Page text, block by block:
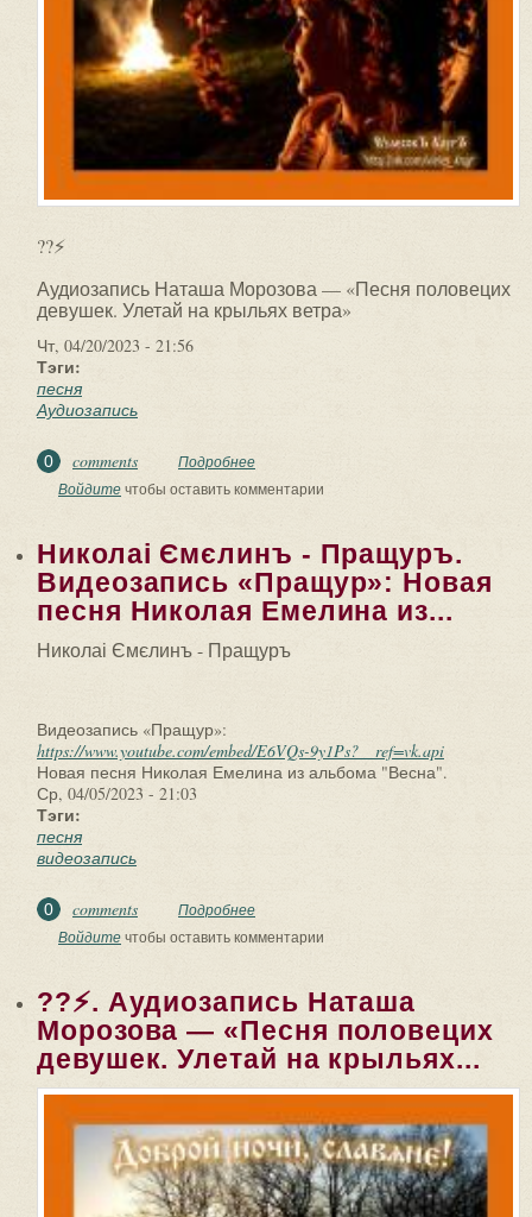
??⚡
Аудиозапись Наташа Морозова — «Песня половецих
девушек. Улетай на крыльях ветра»
Чт, 04/20/2023 - 21:56
Тэги:
песня
Аудиозапись
0 comments Подробнее
— «Песня половецих девушек. Улетай
Войдитечтобы оставить комментарии
Николаі Ємєлинъ - Пращуръ.
Видеозапись «Пращур»: Новая
песня Николая Емелина из...
Николаі Ємєлинъ - Пращуръ
Видеозапись «Пращур»:
https://www.youtube.com/embed/E6VQs-9y1Ps?__ref=vk.api
Новая песня Николая Емелина из альбома "Весна".
Ср, 04/05/2023 - 21:03
Тэги:
песня
видеозапись
0 comments Подробнее
Видеозапись «Пращур»: Новая песня
Войдитечтобы оставить комментарии
??⚡. Аудиозапись Наташа
Морозова — «Песня половецих
девушек. Улетай на крыльях...